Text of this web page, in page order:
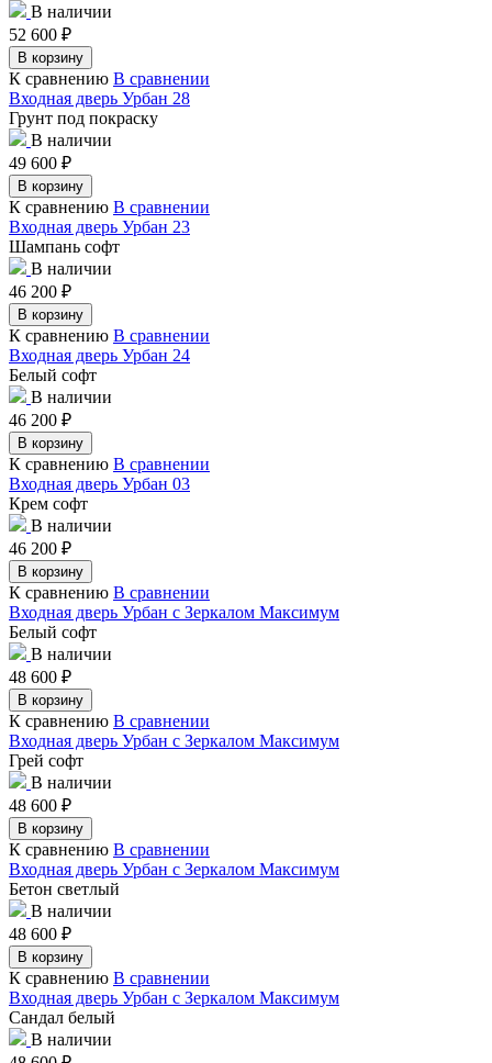
В наличии
52 600 ₽
В корзину
К сравнению В сравнении
Входная дверь Урбан 28
Грунт под покраску
В наличии
49 600 ₽
В корзину
К сравнению В сравнении
Входная дверь Урбан 23
Шампань софт
В наличии
46 200 ₽
В корзину
К сравнению В сравнении
Входная дверь Урбан 24
Белый софт
В наличии
46 200 ₽
В корзину
К сравнению В сравнении
Входная дверь Урбан 03
Крем софт
В наличии
46 200 ₽
В корзину
К сравнению В сравнении
Входная дверь Урбан с Зеркалом Максимум
Белый софт
В наличии
48 600 ₽
В корзину
К сравнению В сравнении
Входная дверь Урбан с Зеркалом Максимум
Грей софт
В наличии
48 600 ₽
В корзину
К сравнению В сравнении
Входная дверь Урбан с Зеркалом Максимум
Бетон светлый
В наличии
48 600 ₽
В корзину
К сравнению В сравнении
Входная дверь Урбан с Зеркалом Максимум
Сандал белый
В наличии